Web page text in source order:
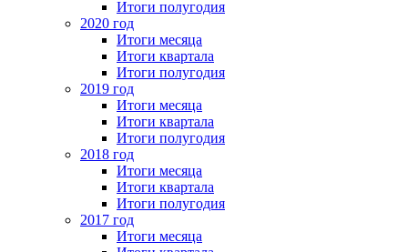
Итоги полугодия
2020 год
Итоги месяца
Итоги квартала
Итоги полугодия
2019 год
Итоги месяца
Итоги квартала
Итоги полугодия
2018 год
Итоги месяца
Итоги квартала
Итоги полугодия
2017 год
Итоги месяца